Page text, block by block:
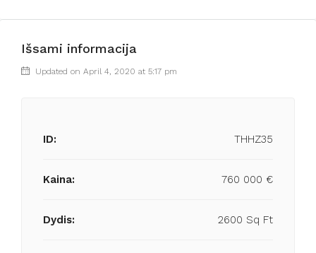
Išsami informacija
Updated on April 4, 2020 at 5:17 pm
ID: THHZ35
Kaina: 760 000 €
Dydis: 2600 Sq Ft